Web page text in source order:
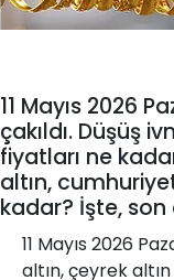
11 Mayıs 2026
çakıldı. Düşüş
fiyatları ne
altın,
kadar? İşte, son
11 Mayıs 2026
altın, çeyrek